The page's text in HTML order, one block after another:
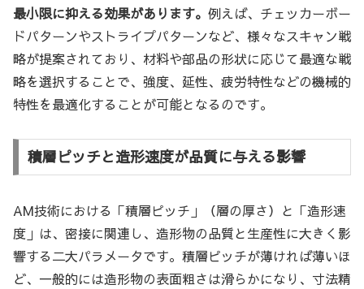
最小限に抑える効果があります。 例えば、チェッカーボー
ドパターンやストライプパターンなど、様々なスキャン戦
略が提案されており、材料や部品の形状に応じて最適な戦
略を選択することで、強度、延性、疲労特性などの機械的
特性を最適化することが可能となるのです。
積層ピッチと造形速度が品質に与える影響
AM技術における「積層ピッチ」（層の厚さ）と「造形速
度」は、密接に関連し、造形物の品質と生産性に大きく影
響する二大パラメータです。積層ピッチが薄ければ薄いほ
ど、一般的には造形物の表面粗さは滑らかになり、寸法精